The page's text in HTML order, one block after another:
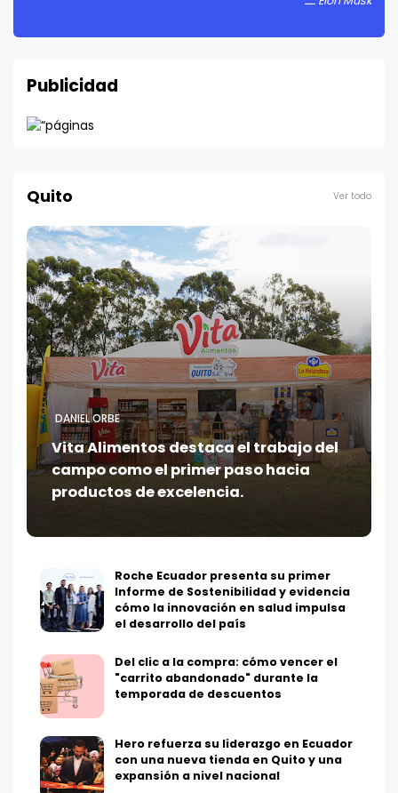
Publicidad
Quito Ver todo
DANIEL ORBE
Vita Alimentos destaca el trabajo del
campo como el primer paso hacia
productos de excelencia.
Roche Ecuador presenta su primer
Informe de Sostenibilidad y evidencia
cómo la innovación en salud impulsa
el desarrollo del país
Del clic a la compra: cómo vencer el
"carrito abandonado" durante la
temporada de descuentos
Hero refuerza su liderazgo en Ecuador
con una nueva tienda en Quito y una
expansión a nivel nacional